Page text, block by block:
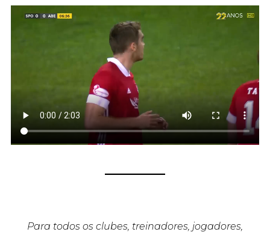
Para todos os clubes, treinadores, jogadores,